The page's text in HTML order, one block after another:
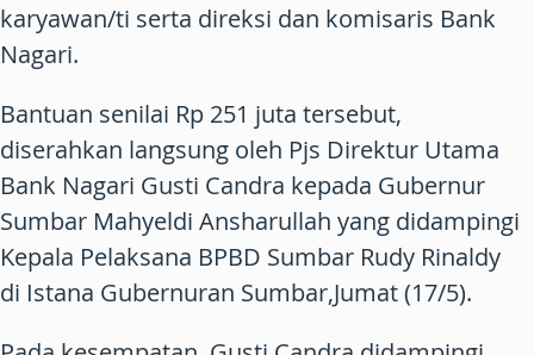
karyawan/ti serta direksi dan komisaris Bank
Nagari.
Bantuan senilai Rp 251 juta tersebut,
diserahkan langsung oleh Pjs Direktur Utama
Bank Nagari Gusti Candra kepada Gubernur
Sumbar Mahyeldi Ansharullah yang didampingi
Kepala Pelaksana BPBD Sumbar Rudy Rinaldy
di Istana Gubernuran Sumbar,Jumat (17/5).